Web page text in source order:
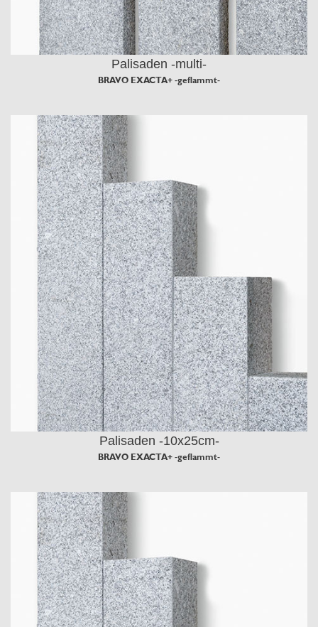
Palisaden -multi-
BRAVO EXACTA+ -geflammt-
Palisaden -10x25cm-
BRAVO EXACTA+ -geflammt-